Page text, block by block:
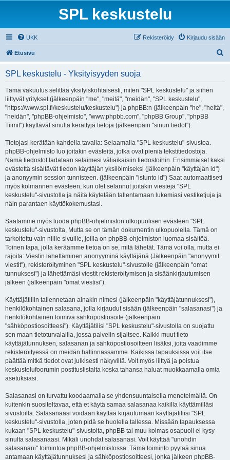
SPL keskustelu
UKK Kirjaudu sisään
Rekisteröidy
Etusivu
SPL keskustelu - Yksityisyyden suoja
Tämä vakuutus selittää yksityiskohtaisesti, miten "SPL keskustelu" ja siihen
liittyvät yritykset (jälkeenpäin "me", "meitä", "meidän", "SPL keskustelu",
"https://www.spl.fi/keskustelu/keskustelu") ja phpBB:n (jälkeenpäin "he", "heitä",
"heidän", "phpBB-ohjelmisto", "www.phpbb.com", "phpBB Group", "phpBB
Tiimit") käyttävät sinulta kerättyjä tietoja (jälkeenpäin "sinun tiedot").
Tietojasi kerätään kahdella tavalla: Selaamalla "SPL keskustelu"-sivustoa.
phpBB-ohjelmisto luo joitakin evästeitä, jotka ovat pieniä tekstitiedostoja.
Nämä tiedostot ladataan selaimesi väliaikaisiin tiedostoihin. Ensimmäiset kaksi
evästettä sisältävät tiedon käyttäjän yksilöimiseksi (jälkeenpäin "käyttäjän id")
ja anonyymin session tunnisteen. (jälkeenpäin "istunto id") Saat automaattiseti
myös kolmannen evästeen, kun olet selannut joitakin viestejä "SPL
keskustelu"-sivustolla ja näitä käytetään tallentamaan lukemiasi vestiketjuja ja
näin parantaen käyttökokemustasi.
Saatamme myös luoda phpBB-ohjelmiston ulkopuolisen evästeen "SPL
keskustelu"-sivustolta, Mutta se on tämän dokumentin ulkopuolella. Tämä on
tarkoitettu vain niille sivuille, joilla on phpBB-ohjelmiston luomaa sisältöä.
Toinen tapa, jolla keräämme tietoa on se, mitä lähetät. Tämä voi olla, mutta ei
rajoita: Viestin lähettäminen anonyyminä käyttäjänä (Jälkeenpäin "anonyymit
viestit"), rekisteröityminen "SPL keskustelu"-sivustolle (jälkeenpäin "omat
tunnuksesi") ja lähettämäsi viestit rekisteröitymisen ja sisäänkirjautumisen
jälkeen (jälkeenpäin "omat viestisi").
Käyttäjätiliin tallennetaan ainakin nimesi (jälkeenpäin "käyttäjätunnuksesi"),
henkilökohtainen salasana, jolla kirjaudut sisään (jälkeenpäin "salasanasi") ja
henkilökohtainen toimiva sähköpostiosoite (jälkeenpäin
"sähköpostiosoitteesi"). Käyttäjätilisi "SPL keskustelu"-sivustolla on suojattu
sen maan tietoturvalailla, jossa palvelin sijaitsee. Kaikki muut tieto
käyttäjätunnuksen, salasanan ja sähköpostiosoitteen lisäksi, joita vaadimme
rekisteröityessä on meidän hallinnassamme. Kaikissa tapauksissa voit itse
päättää mitkä tiedot ovat julkisesti näkyvillä. Voit myös liittyä ja poistua
keskustelufoorumin postituslistalta koska tahansa haluat muokkaamalla omia
asetuksiasi.
Salasanasi on turvattu koodaamalla se yhdensuuntaisella menetelmällä. On
kuitenkin suositeltavaa, että et käytä samaa salasanaa kaikilla käyttämilläsi
sivustoilla. Salasanaasi voidaan käyttää kirjautumaan käyttäjätiliisi "SPL
keskustelu"-sivustolla, joten pidä se huolella tallessa. Missään tapauksessa
kukaan "SPL keskustelu"-sivustolta, phpBB tai muu kolmas osapuoli ei kysy
sinulta salasanaasi. Mikäli unohdat salasanasi. Voit käyttää "unohdin
salasanani" toimintoa phpBB-ohjelmistossa. Tämä toiminto pyytää sinua
antamaan käyttäjätunnuksesi ja sähköpostiosoitteesi, jonka jälkeen phpBB-